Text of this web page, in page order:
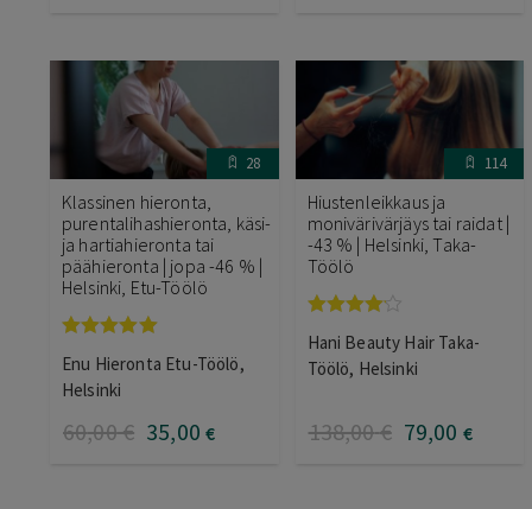
28
Klassinen hieronta,
purentalihashieronta, käsi-
ja hartiahieronta tai
päähieronta | jopa -46 % |
Helsinki, Etu-Töölö
tuotteesta:
5.00/ 5
Enu Hieronta Etu-Töölö,
Helsinki
60,00€ 35,00 €
114
Hiustenleikkaus ja
monivärivärjäys tai raidat |
-43 % | Helsinki, Taka-
Töölö
tuotteesta:
4.00/ 5
Hani Beauty Hair Taka-
Töölö, Helsinki
138,00€ 79,00 €